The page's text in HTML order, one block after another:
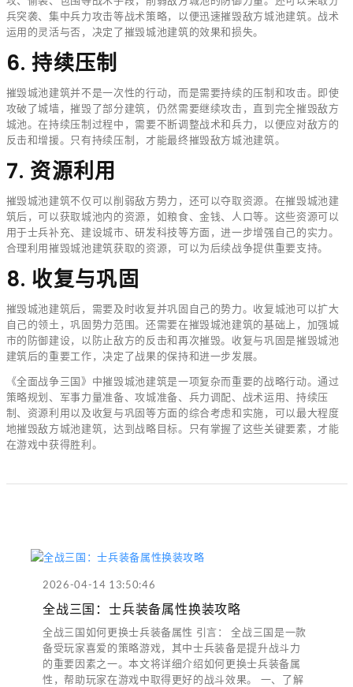
兵突袭、集中兵力攻击等战术策略，以便迅速摧毁敌方城池建筑。战术
运用的灵活与否，决定了摧毁城池建筑的效果和损失。
6. 持续压制
摧毁城池建筑并不是一次性的行动，而是需要持续的压制和攻击。即使
攻破了城墙，摧毁了部分建筑，仍然需要继续攻击，直到完全摧毁敌方
城池。在持续压制过程中，需要不断调整战术和兵力，以便应对敌方的
反击和增援。只有持续压制，才能最终摧毁敌方城池建筑。
7. 资源利用
摧毁城池建筑不仅可以削弱敌方势力，还可以夺取资源。在摧毁城池建
筑后，可以获取城池内的资源，如粮食、金钱、人口等。这些资源可以
用于士兵补充、建设城市、研发科技等方面，进一步增强自己的实力。
合理利用摧毁城池建筑获取的资源，可以为后续战争提供重要支持。
8. 收复与巩固
摧毁城池建筑后，需要及时收复并巩固自己的势力。收复城池可以扩大
自己的领土，巩固势力范围。还需要在摧毁城池建筑的基础上，加强城
市的防御建设，以防止敌方的反击和再次摧毁。收复与巩固是摧毁城池
建筑后的重要工作，决定了战果的保持和进一步发展。
《全面战争三国》中摧毁城池建筑是一项复杂而重要的战略行动。通过
策略规划、军事力量准备、攻城准备、兵力调配、战术运用、持续压
制、资源利用以及收复与巩固等方面的综合考虑和实施，可以最大程度
地摧毁敌方城池建筑，达到战略目标。只有掌握了这些关键要素，才能
在游戏中获得胜利。
2026-04-14 13:50:46
全战三国：士兵装备属性换装攻略
全战三国如何更换士兵装备属性 引言： 全战三国是一款
备受玩家喜爱的策略游戏，其中士兵装备是提升战斗力
的重要因素之一。本文将详细介绍如何更换士兵装备属
性，帮助玩家在游戏中取得更好的战斗效果。 一、了解